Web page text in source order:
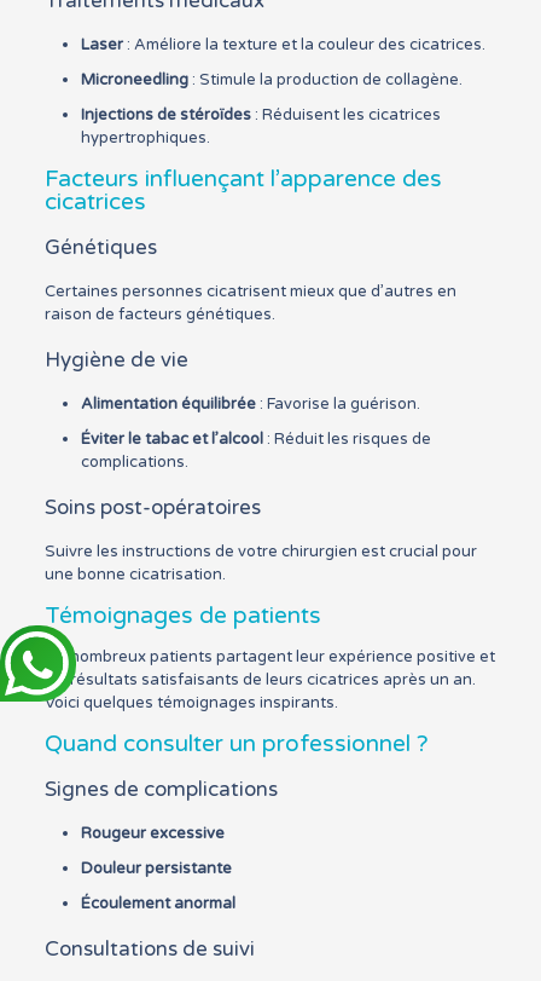
Laser: Améliore la texture et la couleur des cicatrices.
Microneedling: Stimule la production de collagène.
Injections de stéroïdes: Réduisent les cicatrices
hypertrophiques.
Facteurs influençant l’apparence des
cicatrices
Génétiques
Certaines personnes cicatrisent mieux que d’autres en
raison de facteurs génétiques.
Hygiène de vie
Alimentation équilibrée: Favorise la guérison.
Éviter le tabac et l’alcool: Réduit les risques de
complications.
Soins post-opératoires
Suivre les instructions de votre chirurgien est crucial pour
une bonne cicatrisation.
Témoignages de patients
De nombreux patients partagent leur expérience positive et
les résultats satisfaisants de leurs cicatrices après un an.
Voici quelques témoignages inspirants.
Quand consulter un professionnel ?
Signes de complications
Rougeur excessive
Douleur persistante
Écoulement anormal
Consultations de suivi